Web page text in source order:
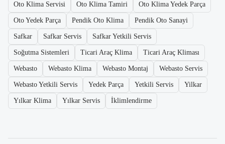
Oto Klima Servisi Oto Klima Tamiri Oto Klima Yedek Parça
Oto Yedek Parça Pendik Oto Klima Pendik Oto Sanayi
Safkar Safkar Servis Safkar Yetkili Servis
Soğutma Sistemleri Ticari Araç Klima Ticari Araç Kliması
Webasto Webasto Klima Webasto Montaj Webasto Servis
Webasto Yetkili Servis Yedek Parça Yetkili Servis Yilkar
Yılkar Klima Yılkar Servis İklimlendirme